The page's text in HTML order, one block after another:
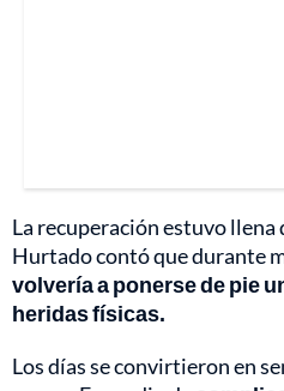
La recuperación estuvo
Hurtado contó que durante
volvería a ponerse de pie
heridas físicas.
Los días se convirtieron en